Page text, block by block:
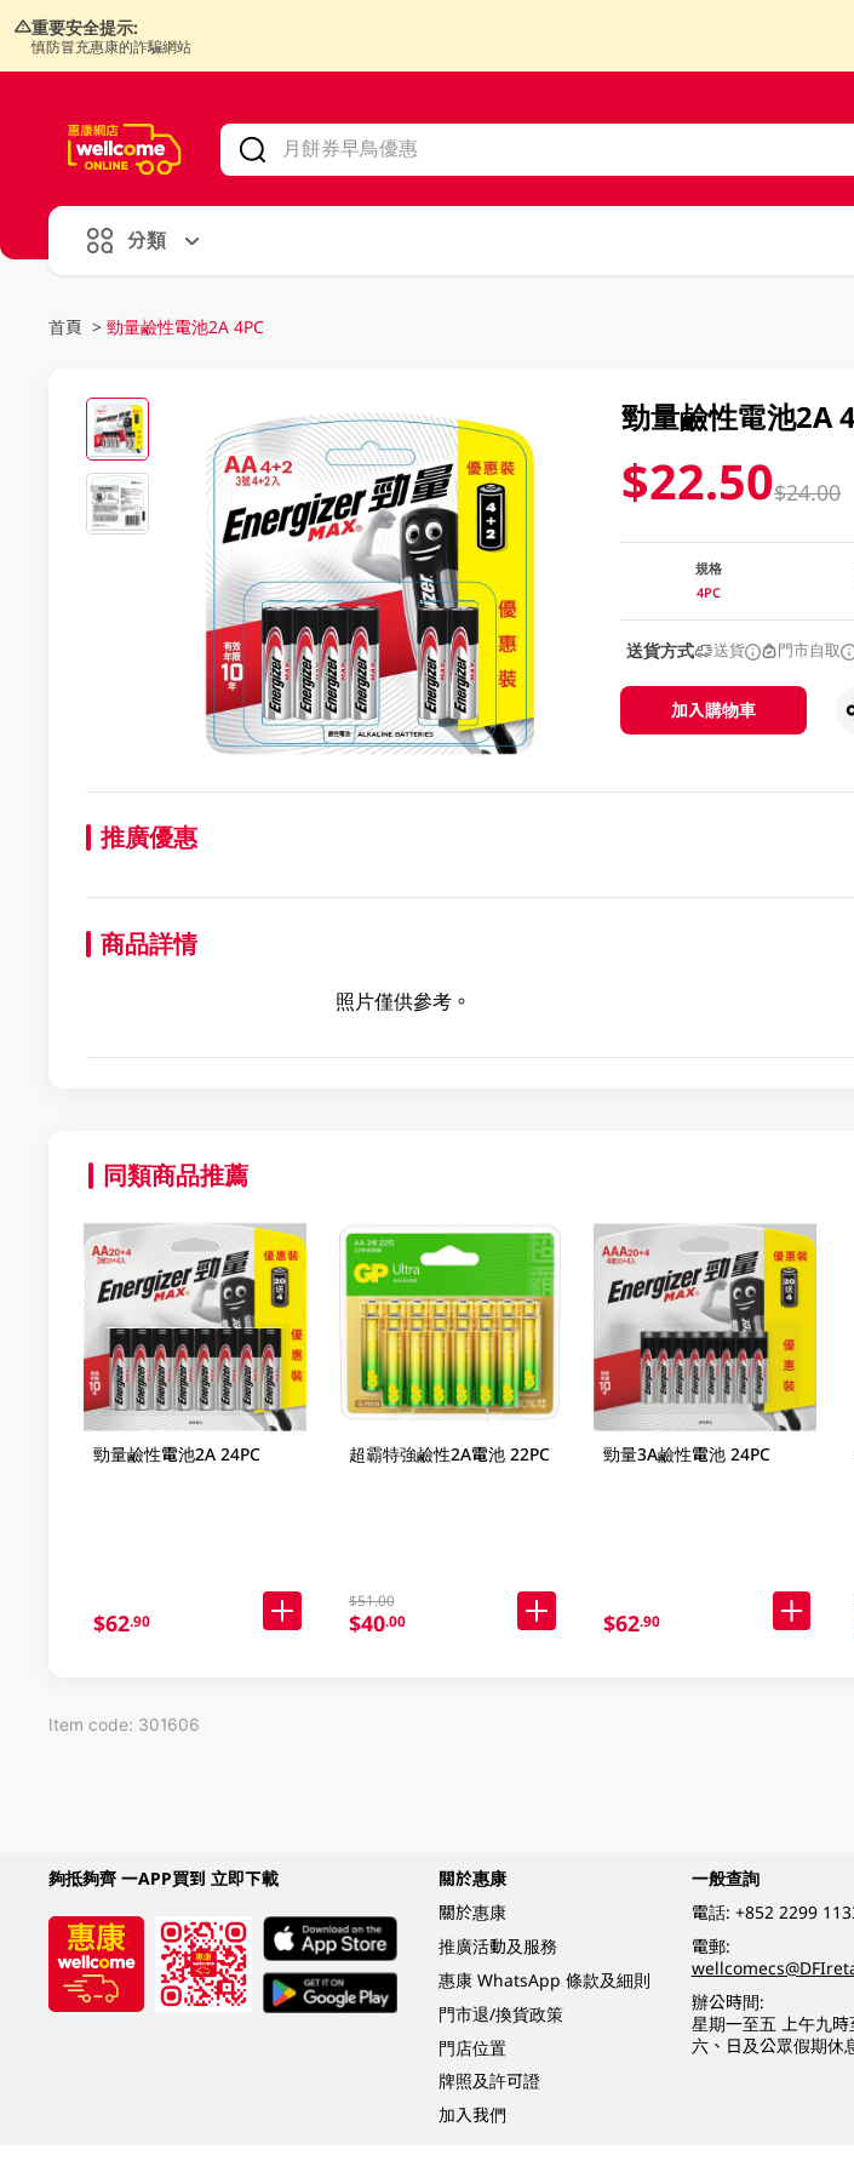
重要安全提示:
慎防冒充惠康的詐騙網站
分類
首頁 > 勁量鹼性電池2A 4PC
勁量鹼性電池2A
$22.50$24.00
規格
4PC
送貨方式 送貨 門市自取
加入購物車
推廣優惠
商品詳情
照片僅供參考。
同類商品推薦
勁量鹼性電池2A 24PC
$62.90
超霸特強鹼性2A電池 22PC
$51.00
$40.00
勁量3A鹼性電池 24PC
$62.90
Item code: 301606
夠抵夠齊 一APP買到 立即下載
關於惠康
關於惠康
推廣活動及服務
惠康 WhatsApp 條款及細則
門市退/換貨政策
門店位置
牌照及許可證
加入我們
一般查詢
電話: +852 2299
電郵:
辦公時間:
星期一至五 上午九
六、日及公眾假期休